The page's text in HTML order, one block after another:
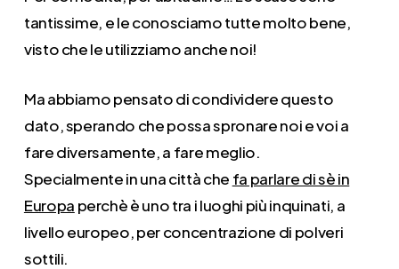
tantissime, e le conosciamo tutte molto bene,
visto che le utilizziamo anche noi!
Ma abbiamo pensato di condividere questo
dato, sperando che possa spronare noi e voi a
fare diversamente, a fare meglio.
Specialmente in una città che fa parlare di sè in
Europa perchè è uno tra i luoghi più inquinati, a
livello europeo, per concentrazione di polveri
sottili.